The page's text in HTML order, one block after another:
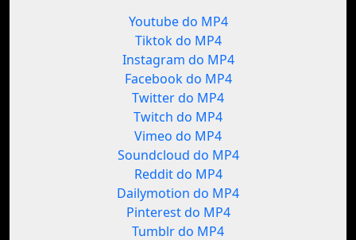
Youtube do MP4
Tiktok do MP4
Instagram do MP4
Facebook do MP4
Twitter do MP4
Twitch do MP4
Vimeo do MP4
Soundcloud do MP4
Reddit do MP4
Dailymotion do MP4
Pinterest do MP4
Tumblr do MP4